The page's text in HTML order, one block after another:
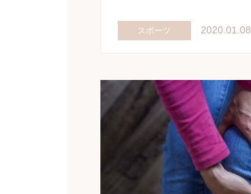
スポーツ 2020.01.08